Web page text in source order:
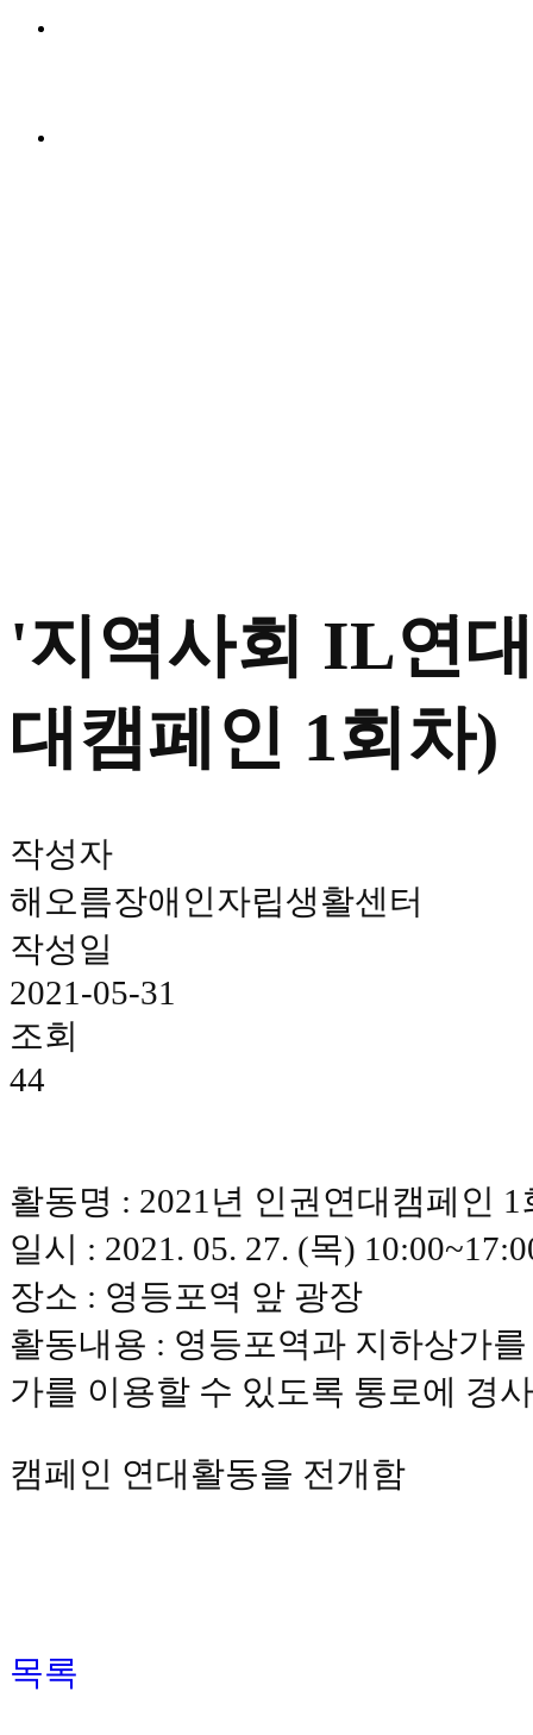
'지역사회 IL연
대캠페인 1회차)
작성자
해오름장애인자립생활센터
작성일
2021-05-31
조회
44
활동명 : 2021년 인권연대캠페인 1
일시 : 2021. 05. 27. (목)
장소 : 영등포역 앞 광장
활동내용 : 영등포역과 지하상가
가를 이용할 수 있도록 통로에 경
캠페인 연대활동을 전개함
목록